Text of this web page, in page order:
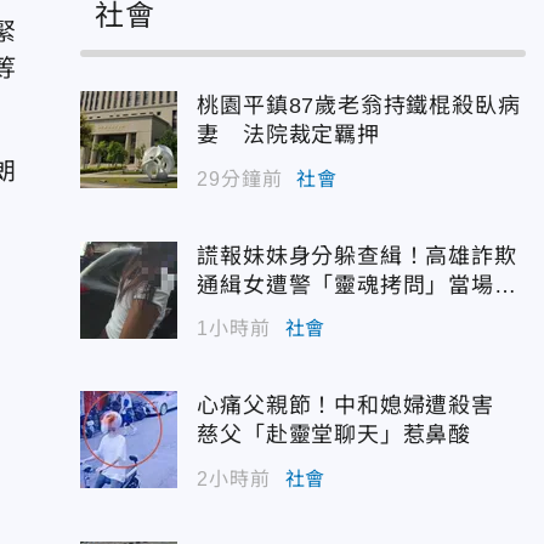
社會
桃園平鎮87歲老翁持鐵棍殺臥病
妻 法院裁定羈押
29分鐘前 社會
謊報妹妹身分躲查緝！高雄詐欺
通緝女遭警「靈魂拷問」當場認
栽
1小時前 社會
心痛父親節！中和媳婦遭殺害
慈父「赴靈堂聊天」惹鼻酸
2小時前 社會